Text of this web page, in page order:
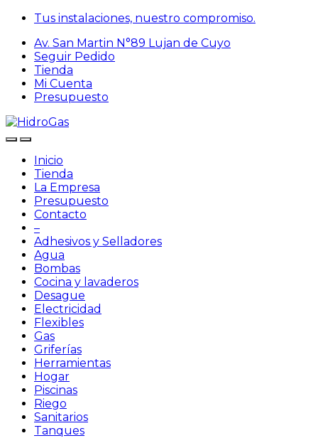
Skip
navigation
Skip
content
Tus instalaciones, nuestro compromiso.
Av. San Martin N°89 Lujan de Cuyo
Seguir Pedido
Tienda
Mi Cuenta
Presupuesto
Inicio
Tienda
La Empresa
Presupuesto
Contacto
–
Adhesivos y Selladores
Agua
Bombas
Cocina y lavaderos
Desague
Electricidad
Flexibles
Gas
Griferías
Herramientas
Hogar
Piscinas
Riego
Sanitarios
Tanques